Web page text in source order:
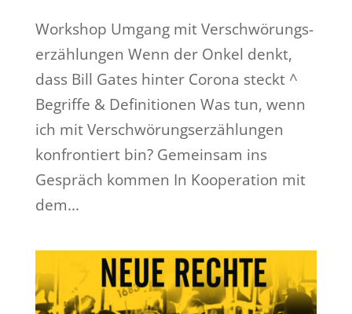
Workshop Umgang mit Verschwörungs­
erzählungen Wenn der Onkel denkt,
dass Bill Gates hinter Corona steckt ^
Begriffe & Definitionen Was tun, wenn
ich mit Verschwörungserzählungen
konfrontiert bin? Gemeinsam ins
Gespräch kommen In Kooperation mit
dem...